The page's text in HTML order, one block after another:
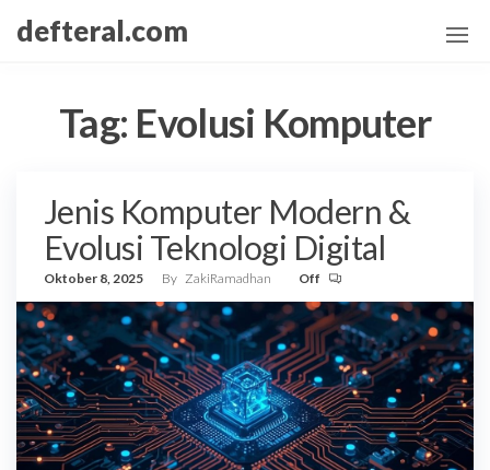
Skip
content
defteral.com
Tag: Evolusi Komputer
Jenis Komputer Modern &
Evolusi Teknologi Digital
Oktober 8, 2025 By ZakiRamadhan Off